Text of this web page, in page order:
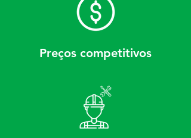
Preços competitivos